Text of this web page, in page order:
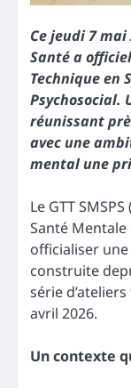
Ce jeudi 7
Santé a
Technique en
Psychosocial.
réunissant
avec une
mental une
Le GTT
Santé
officialiser
construite
série
avril 2026.
Un contexte